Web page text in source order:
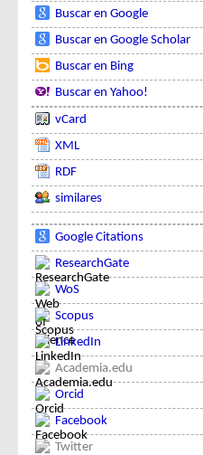
Buscar en Google
Buscar en Google Scholar
Buscar en Bing
Buscar en Yahoo!
vCard
XML
RDF
similares
Google Citations
ResearchGate
WoS
Scopus
LinkedIn
Academia.edu
Orcid
Facebook
Twitter